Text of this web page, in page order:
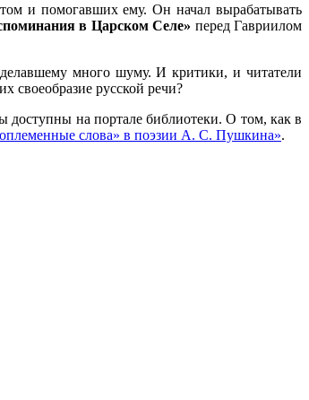
и помогавших ему. Он начал вырабатывать
в Царском Селе» перед Гавриилом
много шуму. И критики, и читатели
своеобразие русской речи?
доступны на портале библиотеки. О том, как в
слова» в поэзии А. С. Пушкина».